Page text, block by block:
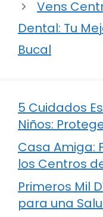
Vens
Dental: Tu
Bucal
5 Cuidados
Niños:
Casa Amiga:
los Centros
Primeros Mil
para una